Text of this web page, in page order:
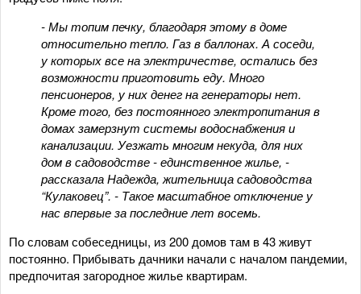
- Мы топим печку, благодаря этому в доме
относительно тепло. Газ в баллонах. А соседи,
у которых все на электричестве, остались без
возможности приготовить еду. Много
пенсионеров, у них денег на генераторы нет.
Кроме того, без постоянного электропитания в
домах замерзнут системы водоснабжения и
канализации. Уезжать многим некуда, для них
дом в садоводстве - единственное жилье, -
рассказала Надежда, жительница садоводства
“Кулаковец”. - Такое масштабное отключение у
нас впервые за последние лет восемь.
По словам собеседницы, из 200 домов там в 43 живут
постоянно. Прибывать дачники начали с началом пандемии,
предпочитая загородное жилье квартирам.